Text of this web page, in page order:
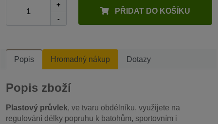
+
-
PŘIDAT DO KOŠÍKU
Popis Hromadný nákup Dotazy
Popis zboží
Plastový průvlek, ve tvaru obdélníku, využijete na
regulování délky popruhu k batohům, sportovním i